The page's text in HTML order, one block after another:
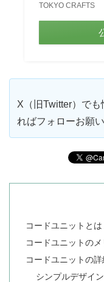
TOKYO CRAFTS
X（旧Twitter）で
ればフォローお願い
コードユニットとは
コードユニットの
コードユニットの
シンプルデザイ